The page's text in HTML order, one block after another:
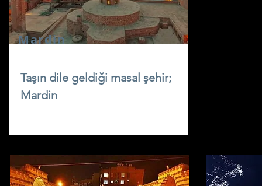
Mardin
Taşın dile geldiği masal şehir;
Mardin